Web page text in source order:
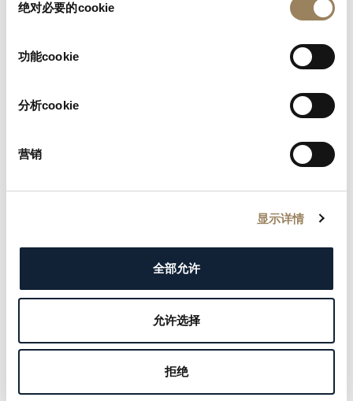
绝对必要的cookie
功能cookie
分析cookie
营销
显示详情
全部允许
允许选择
拒绝